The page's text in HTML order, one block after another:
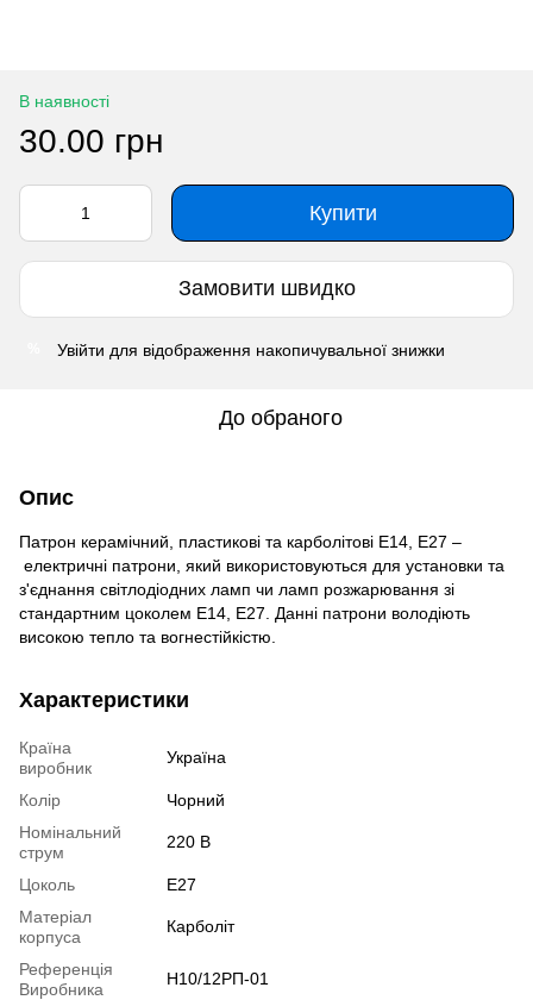
В наявності
30.00 грн
Купити
Замовити швидко
Увійти для відображення накопичувальної знижки
До обраного
Опис
Патрон керамічний, пластикові та карболітові Е14, Е27 –
електричні патрони, який використовуються для установки та
з'єднання світлодіодних ламп чи ламп розжарювання зі
стандартним цоколем E14, Е27. Данні патрони володіють
високою тепло та вогнестійкістю.
Характеристики
Країна
виробник
Україна
Колір
Чорний
Номінальний
струм
220 В
Цоколь
Е27
Матеріал
корпуса
Карболіт
Референція
Виробника
Н10/12РП-01